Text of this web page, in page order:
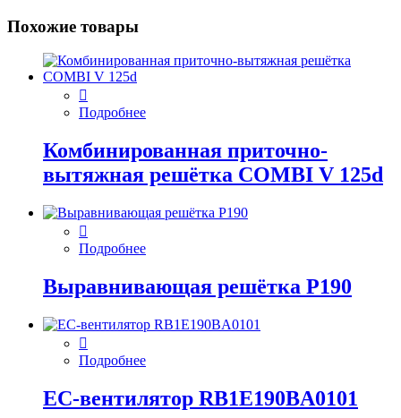
Похожие товары
Подробнее
Комбинированная приточно-
вытяжная решётка COMBI V 125d
Подробнее
Выравнивающая решётка P190
Подробнее
EC-вентилятор RB1E190BA0101